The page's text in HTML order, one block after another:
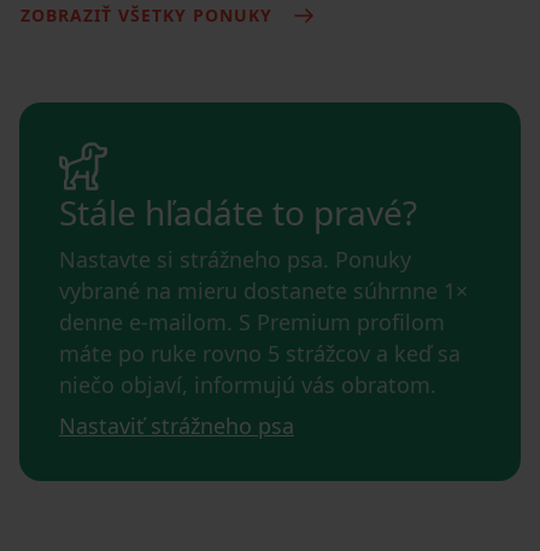
ZOBRAZIŤ VŠETKY PONUKY
Stále hľadáte to pravé?
Nastavte si strážneho psa. Ponuky
vybrané na mieru dostanete súhrnne 1×
denne e-mailom. S Premium profilom
máte po ruke rovno 5 strážcov a keď sa
niečo objaví, informujú vás obratom.
Nastaviť strážneho psa